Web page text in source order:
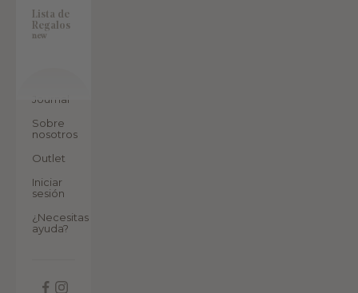
Lista de
Regalos
new
Journal
Sobre
nosotros
Outlet
Iniciar
sesión
¿Necesitas
ayuda?